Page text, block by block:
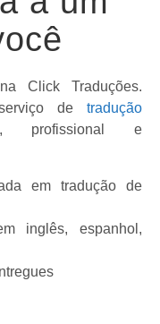
Click Traduções.
de tradução
profissional e
em tradução de
inglês, espanhol,